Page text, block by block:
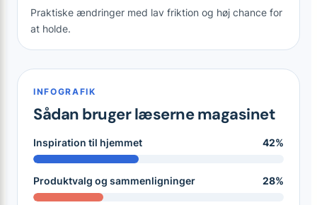
Praktiske ændringer med lav friktion og høj chance for
at holde.
INFOGRAFIK
Sådan bruger læserne magasinet
Inspiration til hjemmet 42%
Produktvalg og sammenligninger 28%